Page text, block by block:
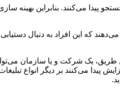
پیدا می‌کنند. بنابراین بهینه
که این افراد به دنبال دستیابی
یک شرکت و یا سازمان
می‌کنند بر دیگر انواع